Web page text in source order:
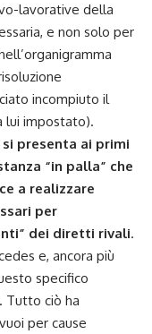
lavorative della
e non solo per
incompiuto il
lui impostato).
si presenta ai primi
“in palla” che
a realizzare
per
dei diretti rivali.
e, ancora più
specifico
Tutto ciò ha
per cause